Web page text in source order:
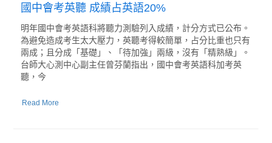
國中會考英聽 成績占英語20%
明年國中會考英語科將聽力測驗列入成績，計分方式已公布。
為避免造成考生太大壓力，英聽考得較簡單，占分比重也只有
兩成；且分成「基礎」、「待加強」兩級，沒有「精熟級」。
台師大心測中心副主任曾芬蘭指出，國中會考英語科加考英
聽，今
Read More